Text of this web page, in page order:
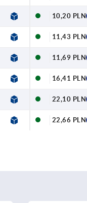
10,20 PLN
11,43 PLN
11,69 PLN
16,41 PLN
22,10 PLN
22,66 PLN